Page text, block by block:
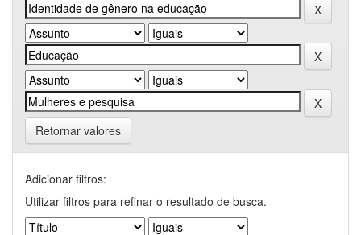
Retornar valores
Adicionar filtros:
Utilizar filtros para refinar o resultado de busca.